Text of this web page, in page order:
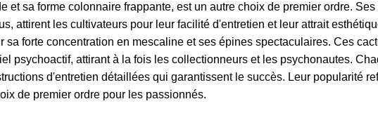
et sa forme colonnaire frappante, est un autre choix de premier ordre.
attirent les cultivateurs pour leur facilité d'entretien et leur attrait
sa forte concentration en mescaline et ses épines spectaculaires. Ces
psychoactif, attirant à la fois les collectionneurs et les psychonautes.
d'entretien détaillées qui garantissent le succès. Leur popularité
de premier ordre pour les passionnés.